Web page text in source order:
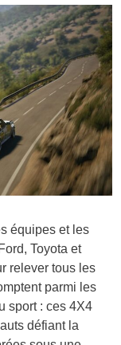
équipes et les
Toyota et
relever tous les
parmi les
sport : ces 4X4
défiant la